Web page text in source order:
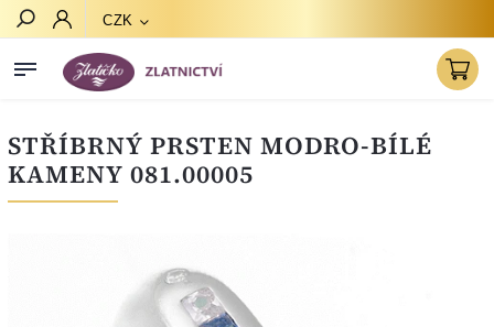
CZK
STŘÍBRNÝ PRSTEN MODRO-BÍLÉ
KAMENY 081.00005